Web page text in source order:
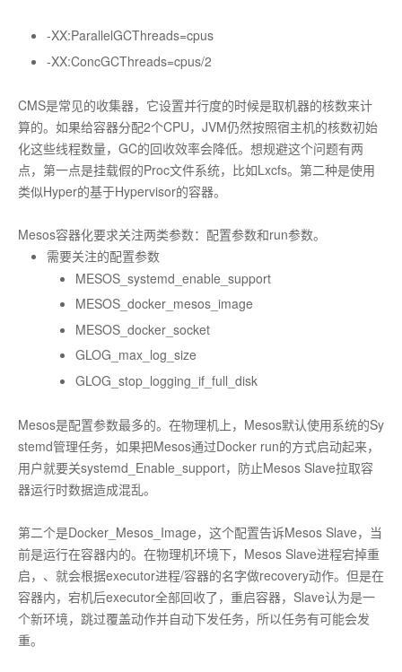
-XX:ParallelGCThreads=cpus
-XX:ConcGCThreads=cpus/2
CMS是常见的收集器，它设置并行度的时候是取机器的核数来计
算的。如果给容器分配2个CPU，JVM仍然按照宿主机的核数初始
化这些线程数量，GC的回收效率会降低。想规避这个问题有两
点，第一点是挂载假的Proc文件系统，比如Lxcfs。第二种是使用
类似Hyper的基于Hypervisor的容器。
Mesos容器化要求关注两类参数：配置参数和run参数。
需要关注的配置参数
MESOS_systemd_enable_support
MESOS_docker_mesos_image
MESOS_docker_socket
GLOG_max_log_size
GLOG_stop_logging_if_full_disk
Mesos是配置参数最多的。在物理机上，Mesos默认使用系统的Sy
stemd管理任务，如果把Mesos通过Docker run的方式启动起来，
用户就要关systemd_Enable_support，防止Mesos Slave拉取容
器运行时数据造成混乱。
第二个是Docker_Mesos_Image，这个配置告诉Mesos Slave，当
前是运行在容器内的。在物理机环境下，Mesos Slave进程宕掉重
启，、就会根据executor进程/容器的名字做recovery动作。但是在
容器内，宕机后executor全部回收了，重启容器，Slave认为是一
个新环境，跳过覆盖动作并自动下发任务，所以任务有可能会发
重。